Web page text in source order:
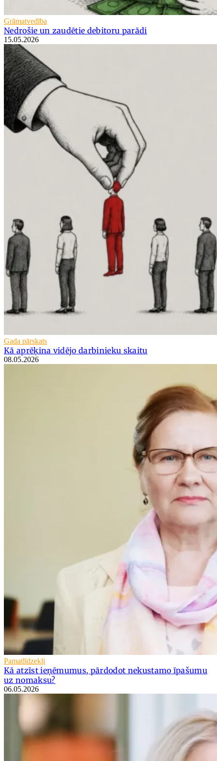
Grāmatvedība
Nedrošie un zaudētie debitoru parādi
15.05.2026
Gada pārskats
Kā aprēķina vidējo darbinieku skaitu
08.05.2026
Pamatlīdzekļi
Kā atzīst ieņēmumus, pārdodot nekustamo īpašumu
uz nomaksu?
06.05.2026